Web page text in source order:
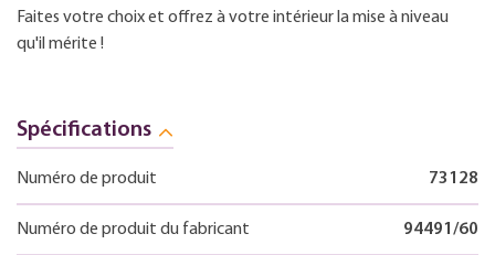
Faites votre choix et offrez à votre intérieur la mise à niveau
qu'il mérite !
Spécifications
Numéro de produit 73128
Numéro de produit du fabricant 94491/60